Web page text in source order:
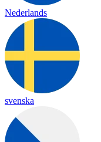
Nederlands
svenska